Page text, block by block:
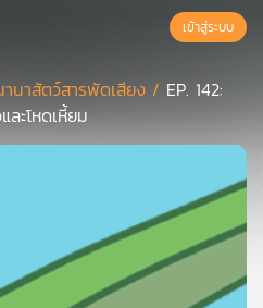
เข้าสู่ระบบ
านาสัตว์สารพัดเสียง / EP. 142:
ะโหดเหี้ยม